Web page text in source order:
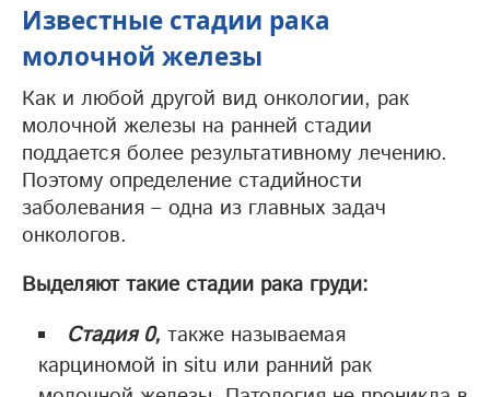
Известные стадии рака
молочной железы
Как и любой другой вид онкологии, рак
молочной железы на ранней стадии
поддается более результативному лечению.
Поэтому определение стадийности
заболевания – одна из главных задач
онкологов.
Выделяют такие стадии рака груди:
Стадия 0, также называемая
карциномой in situ или ранний рак